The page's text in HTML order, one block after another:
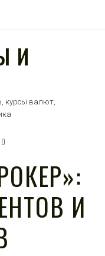
И
курсы валют,
И